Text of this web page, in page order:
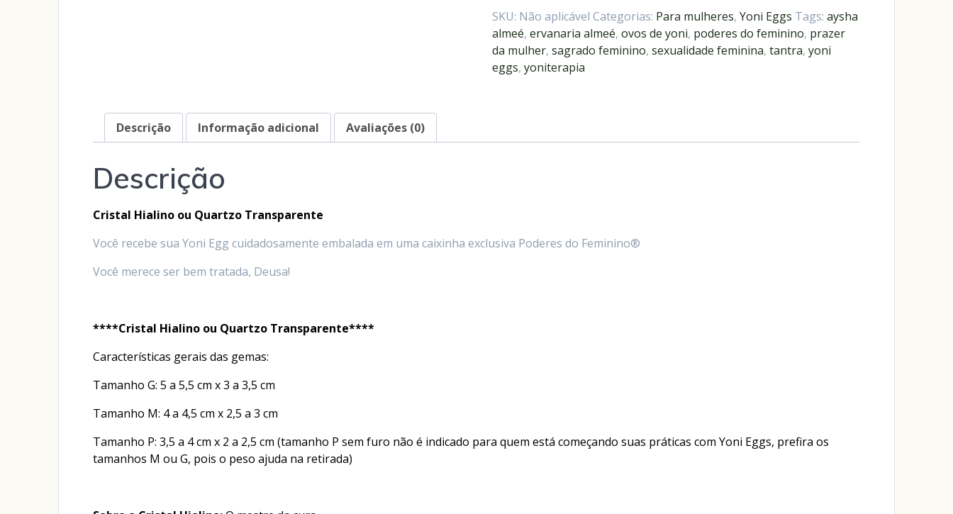
SKU: Não aplicável Categorias: Para mulheres, Yoni Eggs Tags: aysha
almeé, ervanaria almeé, ovos de yoni, poderes do feminino, prazer
da mulher, sagrado feminino, sexualidade feminina, tantra, yoni
eggs, yoniterapia
Descrição Informação adicional Avaliações (0)
Descrição
Cristal Hialino ou Quartzo Transparente
Você recebe sua Yoni Egg cuidadosamente embalada em uma caixinha exclusiva Poderes do Feminino®
Você merece ser bem tratada, Deusa!
****Cristal Hialino ou Quartzo Transparente****
Características gerais das gemas:
Tamanho G: 5 a 5,5 cm x 3 a 3,5 cm
Tamanho M: 4 a 4,5 cm x 2,5 a 3 cm
Tamanho P: 3,5 a 4 cm x 2 a 2,5 cm (tamanho P sem furo não é indicado para quem está começando suas práticas com Yoni Eggs, prefira os
tamanhos M ou G, pois o peso ajuda na retirada)